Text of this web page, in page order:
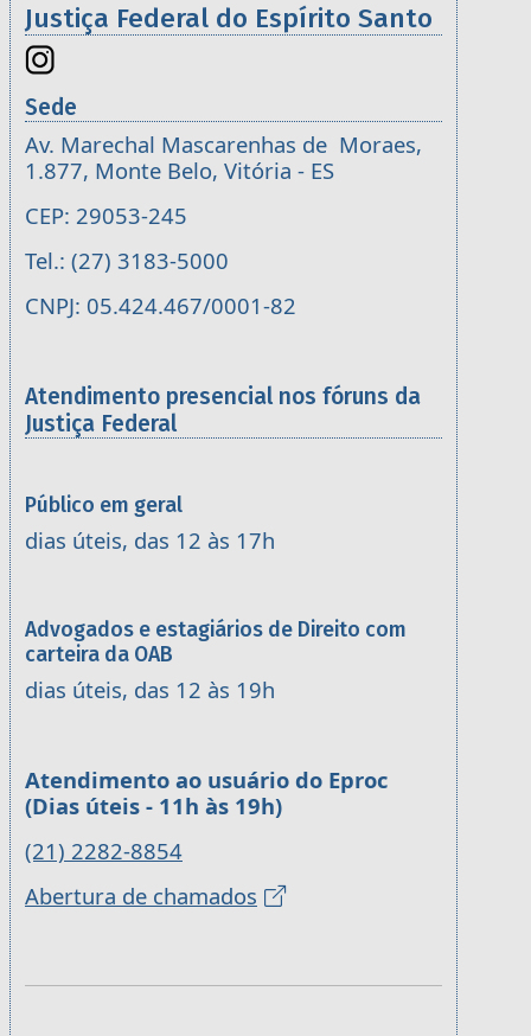
Justiça Federal do Espírito Santo
Sede
Av. Marechal Mascarenhas de Moraes,
1.877, Monte Belo, Vitória - ES
CEP: 29053-245
Tel.: (27) 3183-5000
CNPJ: 05.424.467/0001-82
Atendimento presencial nos fóruns da
Justiça Federal
Público em geral
dias úteis, das 12 às 17h
Advogados e estagiários de Direito com
carteira da OAB
dias úteis, das 12 às 19h
Atendimento ao usuário do Eproc
(Dias úteis - 11h às 19h)
(21) 2282-8854
Abertura de chamados